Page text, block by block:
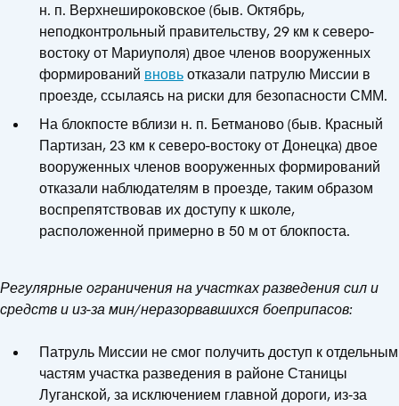
н. п. Верхнешироковское (быв. Октябрь,
неподконтрольный правительству, 29 км к северо-
востоку от Мариуполя) двое членов вооруженных
формирований вновьотказали патрулю Миссии в
проезде, ссылаясь на риски для безопасности СММ.
На блокпосте вблизи н. п. Бетманово (быв. Красный
Партизан, 23 км к северо-востоку от Донецка) двое
вооруженных членов вооруженных формирований
отказали наблюдателям в проезде, таким образом
воспрепятствовав их доступу к школе,
расположенной примерно в 50 м от блокпоста.
Регулярные ограничения на участках разведения сил и
средств и из-за мин/неразорвавшихся боеприпасов:
Патруль Миссии не смог получить доступ к отдельным
частям участка разведения в районе Станицы
Луганской, за исключением главной дороги, из‑за